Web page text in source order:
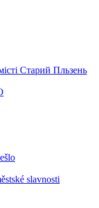
Старий Пльзень
slavnosti